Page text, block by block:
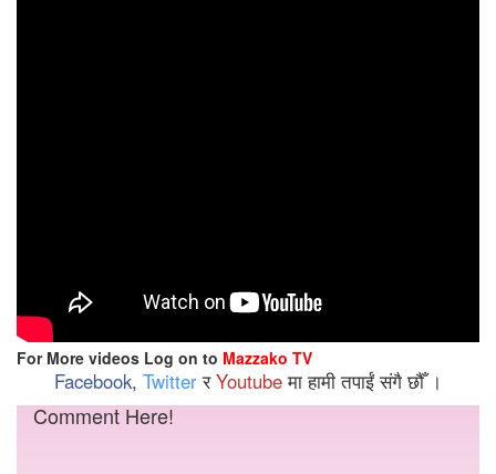
For More videos Log on to Mazzako TV
Facebook, TwitterरYoutubeमा हामी तपाईं संगै छौँ ।
Comment Here!